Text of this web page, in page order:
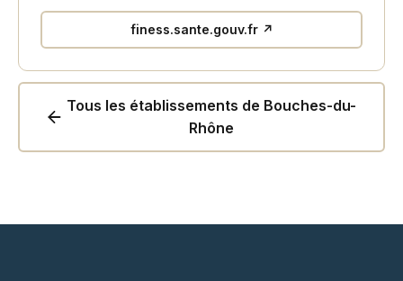
finess.sante.gouv.fr ↗
Tous les établissements de Bouches-du-
Rhône